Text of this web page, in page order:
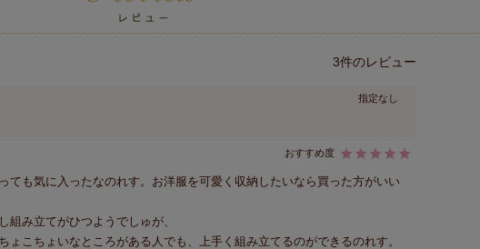
3
指定なし
ても気に入ったなのれす。お洋服を可愛く収納したいなら買った方がいい
組み立てがひつようでしゅが、
ょこちょいなところがある人でも、上手く組み立てるのができるのれす。